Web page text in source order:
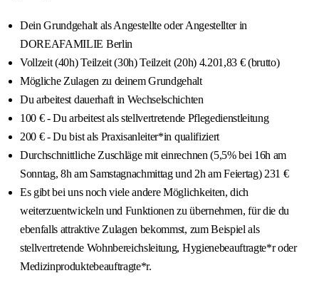
Dein Grundgehalt als Angestellte oder Angestellter in
DOREAFAMILIE Berlin
Vollzeit (40h) Teilzeit (30h) Teilzeit (20h) 4.201,83 € (brutto)
Mögliche Zulagen zu deinem Grundgehalt
Du arbeitest dauerhaft in Wechselschichten
100 € - Du arbeitest als stellvertretende Pflegedienstleitung
200 € - Du bist als Praxisanleiter*in qualifiziert
Durchschnittliche Zuschläge mit einrechnen (5,5% bei 16h am
Sonntag, 8h am Samstagnachmittag und 2h am Feiertag) 231 €
Es gibt bei uns noch viele andere Möglichkeiten, dich
weiterzuentwickeln und Funktionen zu übernehmen, für die du
ebenfalls attraktive Zulagen bekommst, zum Beispiel als
stellvertretende Wohnbereichsleitung, Hygienebeauftragte*r oder
Medizinproduktebeauftragte*r.